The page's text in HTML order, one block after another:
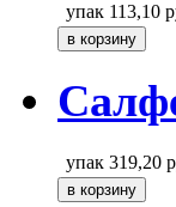
упак 113,10
упак 319,20